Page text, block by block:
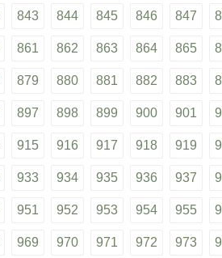
843 844 845 846 847
861 862 863 864 865
879 880 881 882 883
897 898 899 900 901
915 916 917 918 919
933 934 935 936 937
951 952 953 954 955
969 970 971 972 973